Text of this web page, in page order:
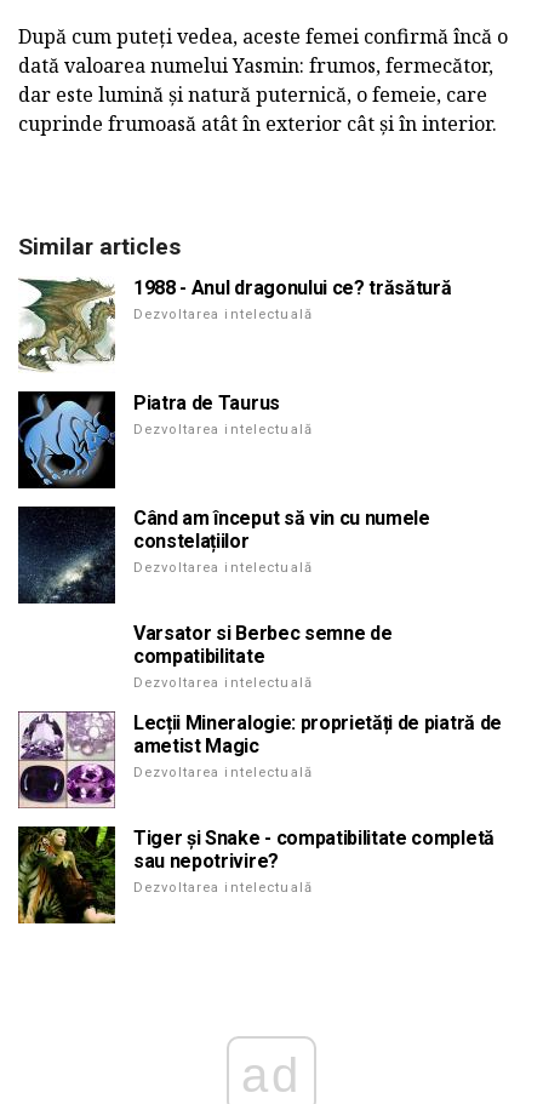
După cum puteți vedea, aceste femei confirmă încă o
dată valoarea numelui Yasmin: frumos, fermecător,
dar este lumină și natură puternică, o femeie, care
cuprinde frumoasă atât în exterior cât și în interior.
Similar articles
1988 - Anul dragonului ce? trăsătură
Dezvoltarea intelectuală
Piatra de Taurus
Dezvoltarea intelectuală
Când am început să vin cu numele
constelațiilor
Dezvoltarea intelectuală
Varsator si Berbec semne de
compatibilitate
Dezvoltarea intelectuală
Lecții Mineralogie: proprietăți de piatră de
ametist Magic
Dezvoltarea intelectuală
Tiger și Snake - compatibilitate completă
sau nepotrivire?
Dezvoltarea intelectuală
ad